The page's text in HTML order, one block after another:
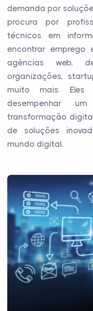
demanda por
procura por
técnicos em
encontrar emprego
agências web,
organizações,
muito mais.
desempenhar
transformação
de soluções
mundo digital.